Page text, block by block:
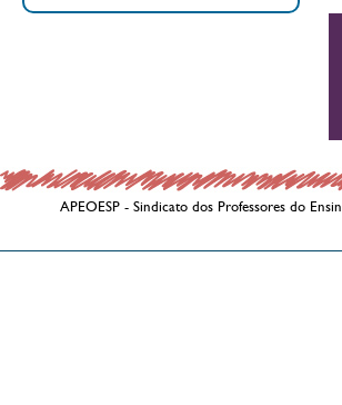
APEOESP - Sindicato dos Professores do